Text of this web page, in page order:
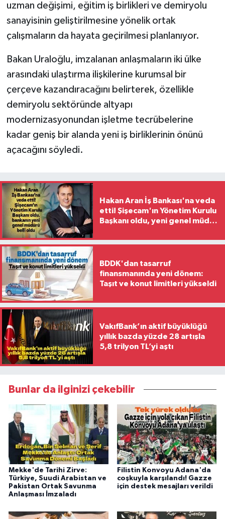
uzman değişimi, eğitim iş birlikleri ve demiryolu
sanayisinin geliştirilmesine yönelik ortak
çalışmaların da hayata geçirilmesi planlanıyor.
Bakan Uraloğlu, imzalanan anlaşmaların iki ülke
arasındaki ulaştırma ilişkilerine kurumsal bir
çerçeve kazandıracağını belirterek, özellikle
demiryolu sektöründe altyapı
modernizasyonundan işletme tecrübelerine
kadar geniş bir alanda yeni iş birliklerinin önünü
açacağını söyledi.
Hakan Aran İş Bankası'na veda
etti! Şişecam'ın Yönetim Kurulu
Başkanı oldu, yeni genel müdür
BDDK'dan tasarruf
finansmanında yeni dönem:
Taşıt ve konut limitleri yükseldi
VakıfBank’ın aktif büyüklüğü
yıllık bazda yüzde 28 artışla
5,8 trilyon TL’yi aştı
Bunlar da ilginizi çekebilir
Mekke'de Tarihi Zirve:
Türkiye, Suudi Arabistan ve
Pakistan Ortak Savunma
Anlaşması İmzaladı
Filistin Konvoyu Adana'da
coşkuyla karşılandı! Gazze
için destek mesajları verildi